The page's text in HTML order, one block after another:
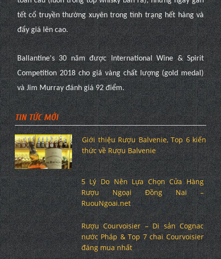
tết cổ truyền thường xuyên trong tình trạng hết hàng và
đẩy giá lên cao.
Ballantine's 30 năm được International Wine & Spirit
Competition 2018 cho giả vàng chất lượng (gold medal)
và Jim Murray đánh giá 92 điểm.
TIN TỨC MỚI
Giới thiệu Rượu Balvenie, Top 6 kiến
thức về Rượu Balvenie
5 Lý Do Nên Lựa Chọn Cửa Hàng
Rượu Ngoại Đồng Nai –
RuouNgoai.net
Rượu Courvoisier – Di sản Cognac
nước Pháp & Top 7 chai Courvoisier
đáng mua nhất